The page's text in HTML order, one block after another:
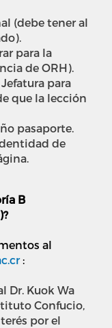
(debe tener al
para la
de ORH).
para
que la lección
pasaporte.
de
B
al
:
Dr. Kuok Wa
Confucio,
por el